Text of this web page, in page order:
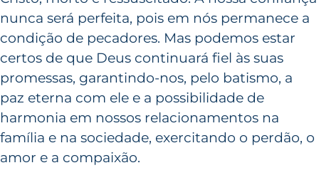
nunca será perfeita, pois em nós permanece a
condição de pecadores. Mas podemos estar
certos de que Deus continuará fiel às suas
promessas, garantindo-nos, pelo batismo, a
paz eterna com ele e a possibilidade de
harmonia em nossos relacionamentos na
família e na sociedade, exercitando o perdão, o
amor e a compaixão.